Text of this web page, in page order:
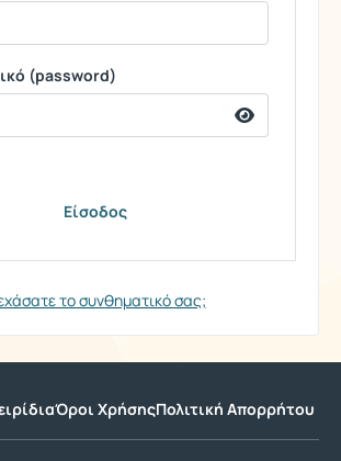
(password)
το συνθηματικό σας;
Όροι ΧρήσηςΠολιτική Απορρήτου